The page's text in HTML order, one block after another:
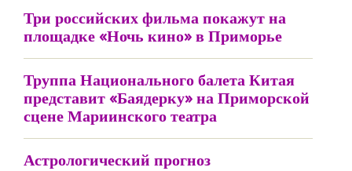
Три российских фильма покажут на
площадке «Ночь кино» в Приморье
Труппа Национального балета Китая
представит «Баядерку» на Приморской
сцене Мариинского театра
Астрологический прогноз